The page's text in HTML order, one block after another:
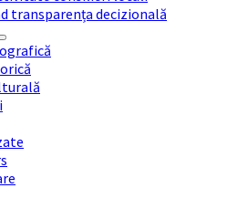
transparența decizională